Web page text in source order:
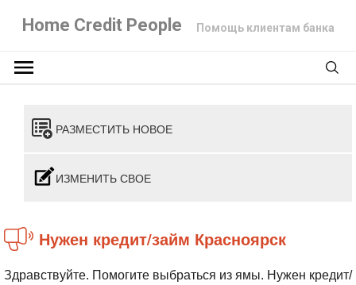
Home Credit People Помощь клиентам банка
РАЗМЕСТИТЬ НОВОЕ
ИЗМЕНИТЬ СВОЕ
Нужен кредит/займ Красноярск
Здравствуйте. Помогите выбраться из ямы. Нужен кредит/